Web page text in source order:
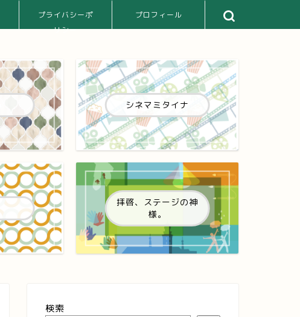
プライバシーポ
リシー
プロフィール
シネマミタイナ
拝啓、ステージの神
様。
検索